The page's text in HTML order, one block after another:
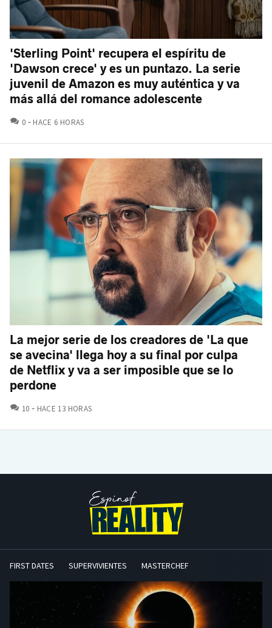
'Sterling Point' recupera el espíritu de
'Dawson crece' y es un puntazo. La serie
juvenil de Amazon es muy auténtica y va
más allá del romance adolescente
0 COMENTARIOS
HACE 6 HORAS
La mejor serie de los creadores de 'La que
se avecina' llega hoy a su final por culpa
de Netflix y va a ser imposible que se lo
perdone
10 COMENTARIOS
HACE 13 HORAS
FIRST DATES SUPERVIVIENTES MASTERCHEF